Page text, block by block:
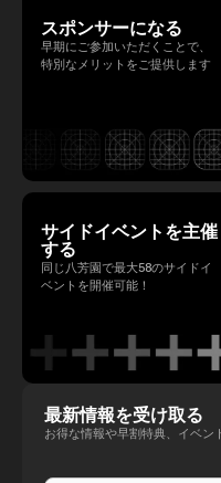
スポンサーになる
早期にご参加いただくことで、
特別なメリットをご提供します
サイドイベントを主催
する
同じ八芳園で最大58のサイドイ
ベントを開催可能！
最新情報を受け取る
お得な情報や早割特典、イベン